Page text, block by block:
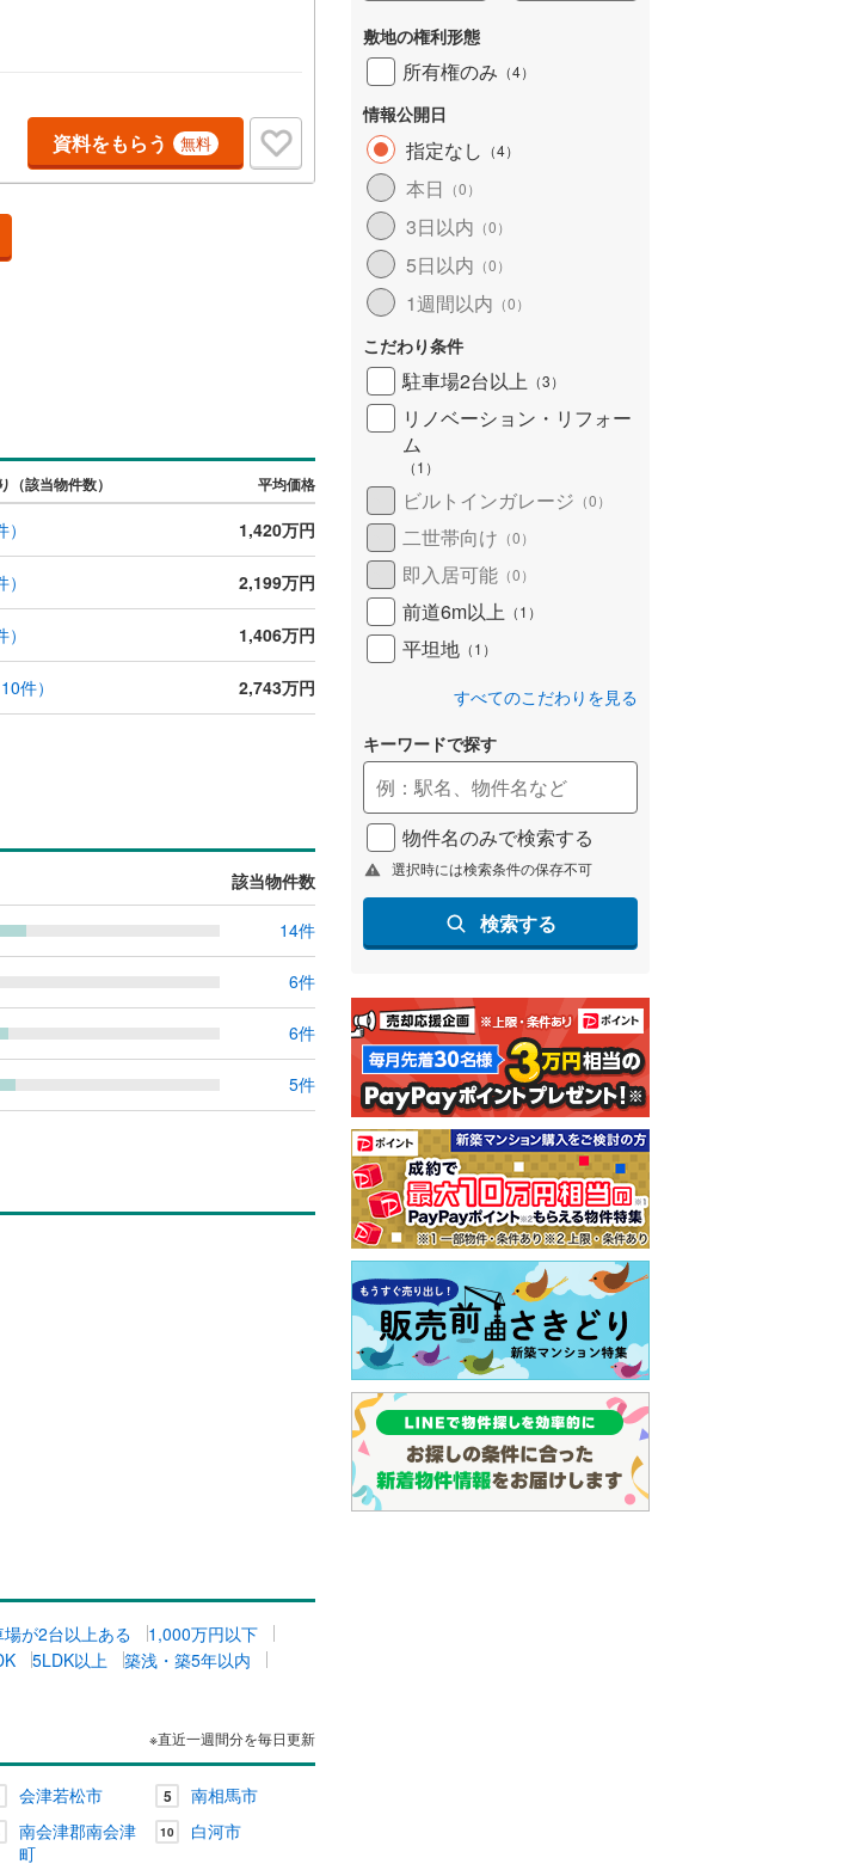
資料をもらう 無料
（該当物件数） 平均価格
） 1,420万円
） 2,199万円
） 1,406万円
10件） 2,743万円
該当物件数
14件
6件
6件
5件
場が2台以上ある
1,000万円以下
5LDK以上
築浅・築5年以内
※直近一週間分を毎日更新
会津若松市 5 南相馬市
南会津郡南会津
町
10 白河市
敷地の権利形態
所有権のみ （4）
情報公開日
指定なし （4）
本日 （0）
3日以内 （0）
5日以内 （0）
1週間以内 （0）
こだわり条件
駐車場2台以上 （3）
リノベーション・リフォー
ム
（1 ）
ビルトインガレージ （0）
二世帯向け （0）
即入居可能 （0）
前道6m以上 （1 ）
平坦地 （1 ）
すべてのこだわりを見る
キーワードで探す
物件名のみで検索する
選択時には検索条件の保存不可
検索する